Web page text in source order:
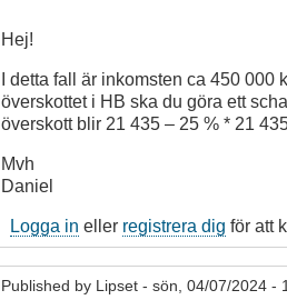
Hej!
I detta fall är inkomsten ca 450
överskottet i HB ska du göra ett
överskott blir 21 435 – 25 % * 21
Mvh
Daniel
Logga in eller registrera dig för att
Published by Lipset - sön, 04/07/2024 -